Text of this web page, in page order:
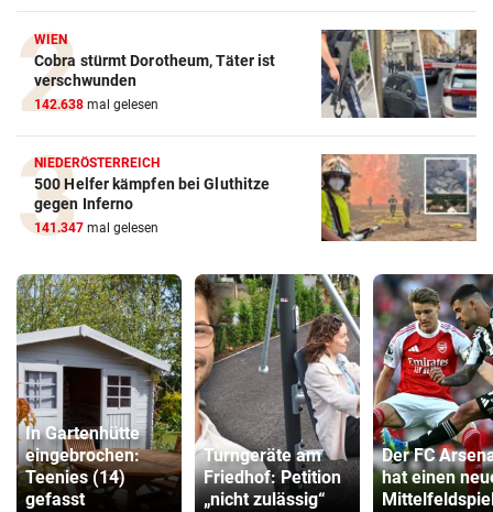
WIEN
Cobra stürmt Dorotheum, Täter ist
verschwunden
142.638 mal gelesen
NIEDERÖSTERREICH
500 Helfer kämpfen bei Gluthitze
gegen Inferno
141.347 mal gelesen
In Gartenhütte
eingebrochen:
Teenies (14)
gefasst
Turngeräte am
Friedhof: Petition
„nicht zulässig“
Der FC
hat einen